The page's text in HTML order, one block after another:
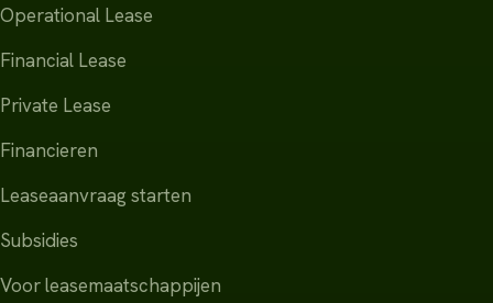
Operational Lease
Financial Lease
Private Lease
Financieren
Leaseaanvraag starten
Subsidies
Voor leasemaatschappijen